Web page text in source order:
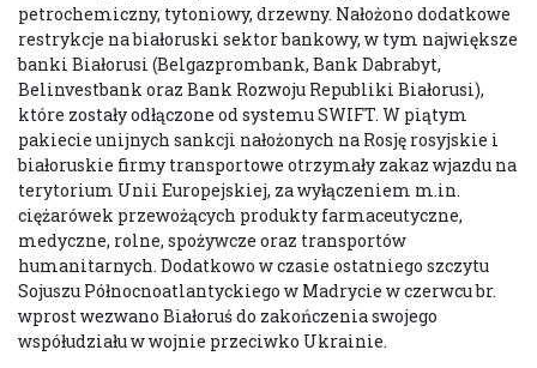
petrochemiczny, tytoniowy, drzewny. Nałożono dodatkowe
restrykcje na białoruski sektor bankowy, w tym największe
banki Białorusi (Belgazprombank, Bank Dabrabyt,
Belinvestbank oraz Bank Rozwoju Republiki Białorusi),
które zostały odłączone od systemu SWIFT. W piątym
pakiecie unijnych sankcji nałożonych na Rosję rosyjskie i
białoruskie firmy transportowe otrzymały zakaz wjazdu na
terytorium Unii Europejskiej, za wyłączeniem m.in.
ciężarówek przewożących produkty farmaceutyczne,
medyczne, rolne, spożywcze oraz transportów
humanitarnych. Dodatkowo w czasie ostatniego szczytu
Sojuszu Północnoatlantyckiego w Madrycie w czerwcu br.
wprost wezwano Białoruś do zakończenia swojego
współudziału w wojnie przeciwko Ukrainie.